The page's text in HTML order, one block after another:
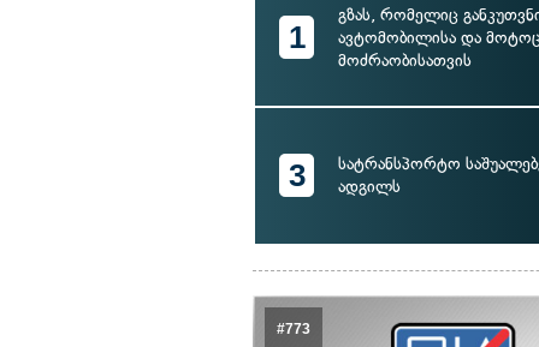
1
გზას, რომელიც
ავტომობილისა და
მოძრაობისათვის
3
სატრანსპორტო
ადგილს
#773